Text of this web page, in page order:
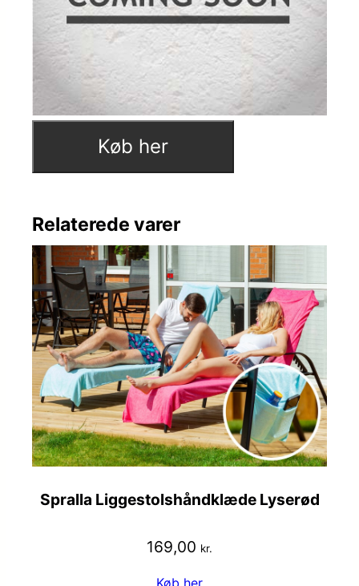
Køb her
Relaterede varer
Spralla Liggestolshåndklæde Lyserød
169,00 kr.
Køb her